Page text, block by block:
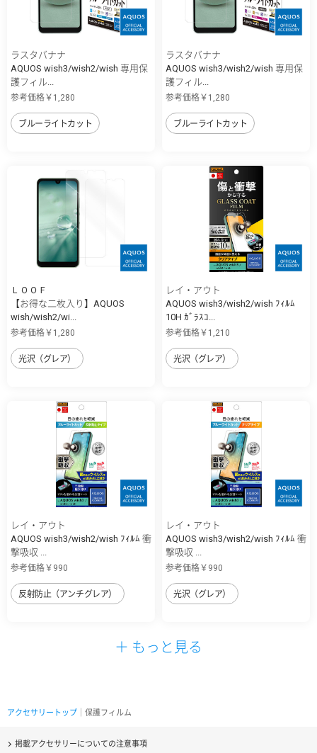
ラスタバナナ
AQUOS wish3/wish2/wish 専用保
護フィル...
参考価格￥1,280
ブルーライトカット
ラスタバナナ
AQUOS wish3/wish2/wish 専用保
護フィル...
参考価格￥1,280
ブルーライトカット
ＬＯＯＦ
【お得な二枚入り】AQUOS
wish/wish2/wi...
参考価格￥1,280
光沢（グレア）
レイ・アウト
AQUOS wish3/wish2/wish ﾌｨﾙﾑ
10H ｶﾞﾗｽｺ...
参考価格￥1,210
光沢（グレア）
レイ・アウト
AQUOS wish3/wish2/wish ﾌｨﾙﾑ 衝
撃吸収 ...
参考価格￥990
反射防止（アンチグレア）
レイ・アウト
AQUOS wish3/wish2/wish ﾌｨﾙﾑ 衝
撃吸収 ...
参考価格￥990
光沢（グレア）
＋ もっと見る
アクセサリートップ ｜保護フィルム
掲載アクセサリーについての注意事項